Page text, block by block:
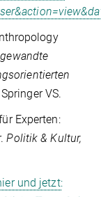
VS.
Experten:
Politik & Kultur,
und jetzt: